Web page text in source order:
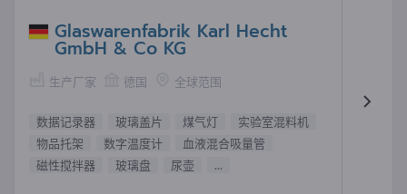
Glaswarenfabrik Karl Hecht
GmbH & Co KG
生产厂家 德国 全球范围
数据记录器 玻璃盖片 煤气灯
实验室混料机
物品托架
数字温度计
血液混合吸量管
磁性搅拌器
玻璃盘 尿壶 ...